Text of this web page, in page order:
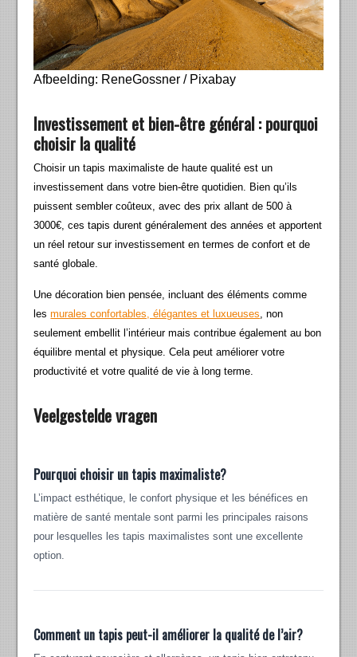
Afbeelding: ReneGossner / Pixabay
Investissement et bien-être général : pourquoi
choisir la qualité
Choisir un tapis maximaliste de haute qualité est un
investissement dans votre bien-être quotidien. Bien qu’ils
puissent sembler coûteux, avec des prix allant de 500 à
3000€, ces tapis durent généralement des années et apportent
un réel retour sur investissement en termes de confort et de
santé globale.
Une décoration bien pensée, incluant des éléments comme
lesmurales confortables, élégantes et luxueuses , non
seulement embellit l’intérieur mais contribue également au bon
équilibre mental et physique. Cela peut améliorer votre
productivité et votre qualité de vie à long terme.
Veelgestelde vragen
Pourquoi choisir un tapis maximaliste?
L’impact esthétique, le confort physique et les bénéfices en
matière de santé mentale sont parmi les principales raisons
pour lesquelles les tapis maximalistes sont une excellente
option.
Comment un tapis peut-il améliorer la qualité de l’air?